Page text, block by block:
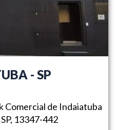
- SP
Comercial de Indaiatuba
13347-442